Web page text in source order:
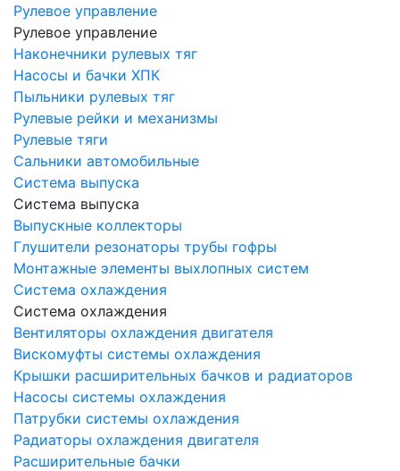
Рулевое управление
Рулевое управление
Наконечники рулевых тяг
Насосы и бачки ХПК
Пыльники рулевых тяг
Рулевые рейки и механизмы
Рулевые тяги
Сальники автомобильные
Система выпуска
Система выпуска
Выпускные коллекторы
Глушители резонаторы трубы гофры
Монтажные элементы выхлопных систем
Система охлаждения
Система охлаждения
Вентиляторы охлаждения двигателя
Вискомуфты системы охлаждения
Крышки расширительных бачков и радиаторов
Насосы системы охлаждения
Патрубки системы охлаждения
Радиаторы охлаждения двигателя
Расширительные бачки